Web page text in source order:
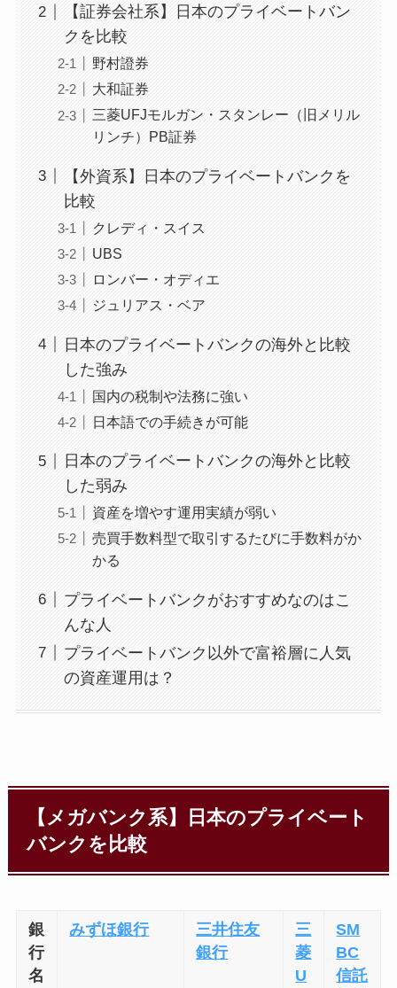
【証券会社系】日本のプライベートバン
クを比較
野村證券
大和証券
三菱UFJモルガン・スタンレー（旧メリル
リンチ）PB証券
【外資系】日本のプライベートバンクを
比較
クレディ・スイス
UBS
ロンバー・オディエ
ジュリアス・ベア
日本のプライベートバンクの海外と比較
した強み
国内の税制や法務に強い
日本語での手続きが可能
日本のプライベートバンクの海外と比較
した弱み
資産を増やす運用実績が弱い
売買手数料型で取引するたびに手数料がか
かる
プライベートバンクがおすすめなのはこ
んな人
プライベートバンク以外で富裕層に人気
の資産運用は？
【メガバンク系】日本のプライベート
バンクを比較
銀
行
名
みずほ銀行
三井住友
銀行
三
菱
U
SM
BC
信託